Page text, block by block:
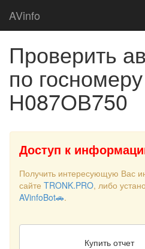
AVinfo
Проверить
по госномеру
Н087ОВ750
Доступ к
Получить интересующую Вас
сайте TRONK.PRO, либо
AVinfoBot🚗.
Купить отчет